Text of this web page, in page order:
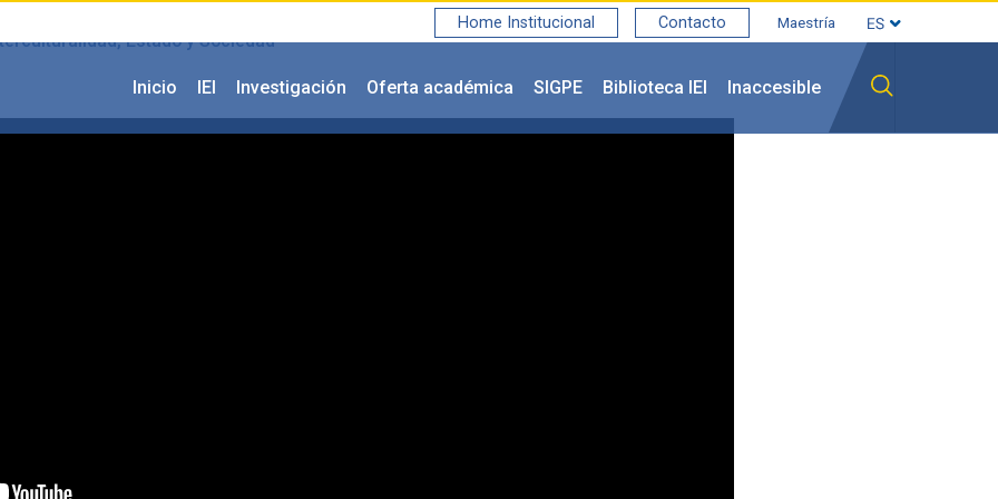
Maestría
Home Institucional Contacto
Inicio IEI Investigación Oferta académica SIGPE Biblioteca IEI Inaccesible
Estado y Sociedad